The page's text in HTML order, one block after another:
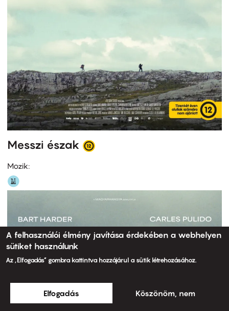
Messzi észak
Mozik:
A felhasználói élmény javítása érdekében a webhelyen
sütiket használunk
Az „Elfogadás” gombra kattintva hozzájárul a sütik létrehozásához.
Elfogadás Köszönöm, nem